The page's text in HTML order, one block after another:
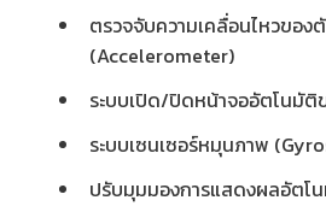
ตรวจจับความเคลื่อนไหวของ
(Accelerometer)
ระบบเปิด/ปิดหน้าจออัตโนมั
ระบบเซนเซอร์หมุนภาพ
ปรับมุมมองการแสดงผลอัตโ